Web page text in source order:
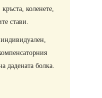
коленете,
стави.
дадената болка.​